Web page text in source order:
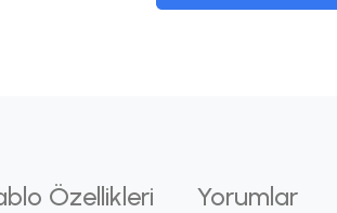
Özellikleri Yorumlar